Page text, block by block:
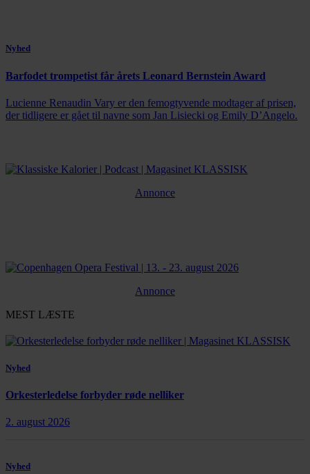
Nyhed
Barfodet trompetist får årets Leonard Bernstein Award
Lucienne Renaudin Vary er den femogtyvende modtager af prisen,
der tidligere er gået til navne som Jan Lisiecki og Emily D’Angelo.
Annonce
Annonce
MEST LÆSTE
Nyhed
Orkesterledelse forbyder røde nelliker
2. august 2026
Nyhed